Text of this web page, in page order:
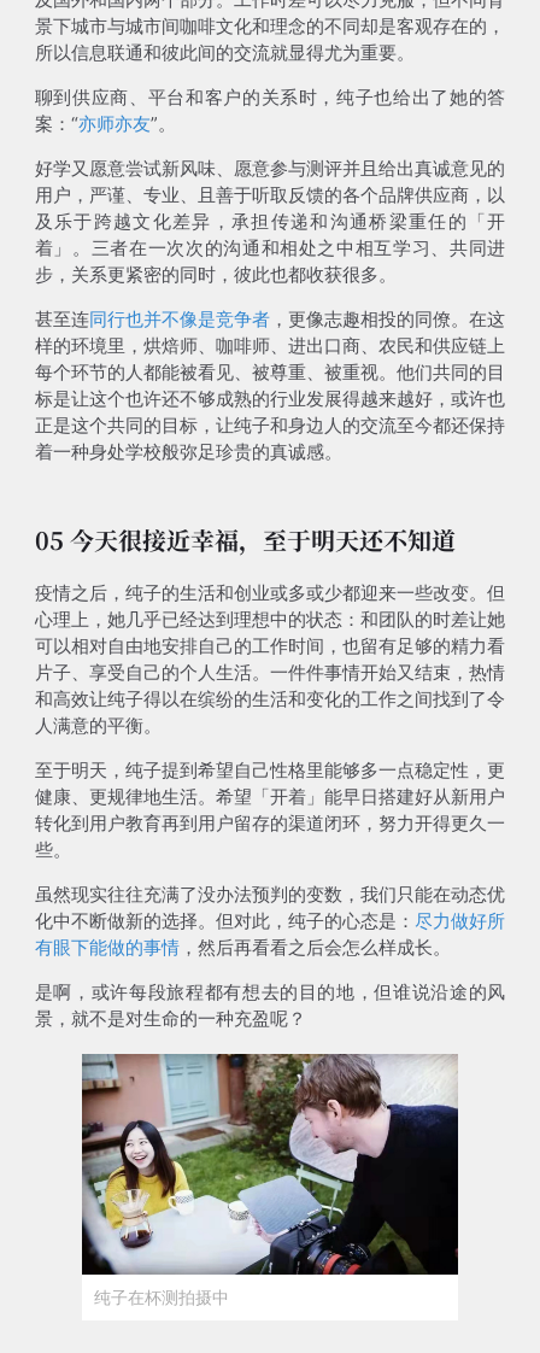
景下城市与城市间咖啡文化和理念的不同却是客观存在的，
所以信息联通和彼此间的交流就显得尤为重要。
聊到供应商、平台和客户的关系时，纯子也给出了她的答
案：“亦师亦友”。
好学又愿意尝试新风味、愿意参与测评并且给出真诚意见的
用户，严谨、专业、且善于听取反馈的各个品牌供应商，以
及乐于跨越文化差异，承担传递和沟通桥梁重任的「开
着」。三者在一次次的沟通和相处之中相互学习、共同进
步，关系更紧密的同时，彼此也都收获很多。
甚至连同行也并不像是竞争者 ，更像志趣相投的同僚。在这
样的环境里，烘焙师、咖啡师、进出口商、农民和供应链上
每个环节的人都能被看见、被尊重、被重视。他们共同的目
标是让这个也许还不够成熟的行业发展得越来越好，或许也
正是这个共同的目标，让纯子和身边人的交流至今都还保持
着一种身处学校般弥足珍贵的真诚感。
05 今天很接近幸福，至于明天还不知道
疫情之后，纯子的生活和创业或多或少都迎来一些改变。但
心理上，她几乎已经达到理想中的状态：和团队的时差让她
可以相对自由地安排自己的工作时间，也留有足够的精力看
片子、享受自己的个人生活。一件件事情开始又结束，热情
和高效让纯子得以在缤纷的生活和变化的工作之间找到了令
人满意的平衡。
至于明天，纯子提到希望自己性格里能够多一点稳定性，更
健康、更规律地生活。希望「开着」能早日搭建好从新用户
转化到用户教育再到用户留存的渠道闭环，努力开得更久一
些。
虽然现实往往充满了没办法预判的变数，我们只能在动态优
化中不断做新的选择。但对此，纯子的心态是： 尽力做好所
有眼下能做的事情，然后再看看之后会怎么样成长。
是啊，或许每段旅程都有想去的目的地，但谁说沿途的风
景，就不是对生命的一种充盈呢？
纯子在杯测拍摄中